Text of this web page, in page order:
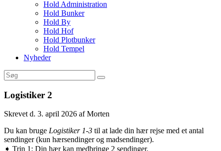
Hold Administration
Hold Bunker
Hold By
Hold Hof
Hold Plotbunker
Hold Tempel
Nyheder
Logistiker 2
Skrevet d. 3. april 2026 af Morten
Du kan bruge Logistiker 1-3 til at lade din hær rejse med et antal
sendinger (kun hærsendinger og madsendinger).
➧ Trin 1: Din hær kan medbringe 2 sendinger.